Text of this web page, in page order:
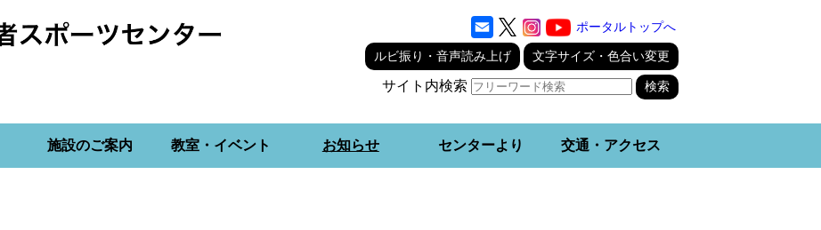
ポータルトップへ
ルビ振り・音声読み上げ 文字サイズ・色合い変更
サイト内検索
施設のご案内 教室・イベント お知らせ センターより 交通・アクセス